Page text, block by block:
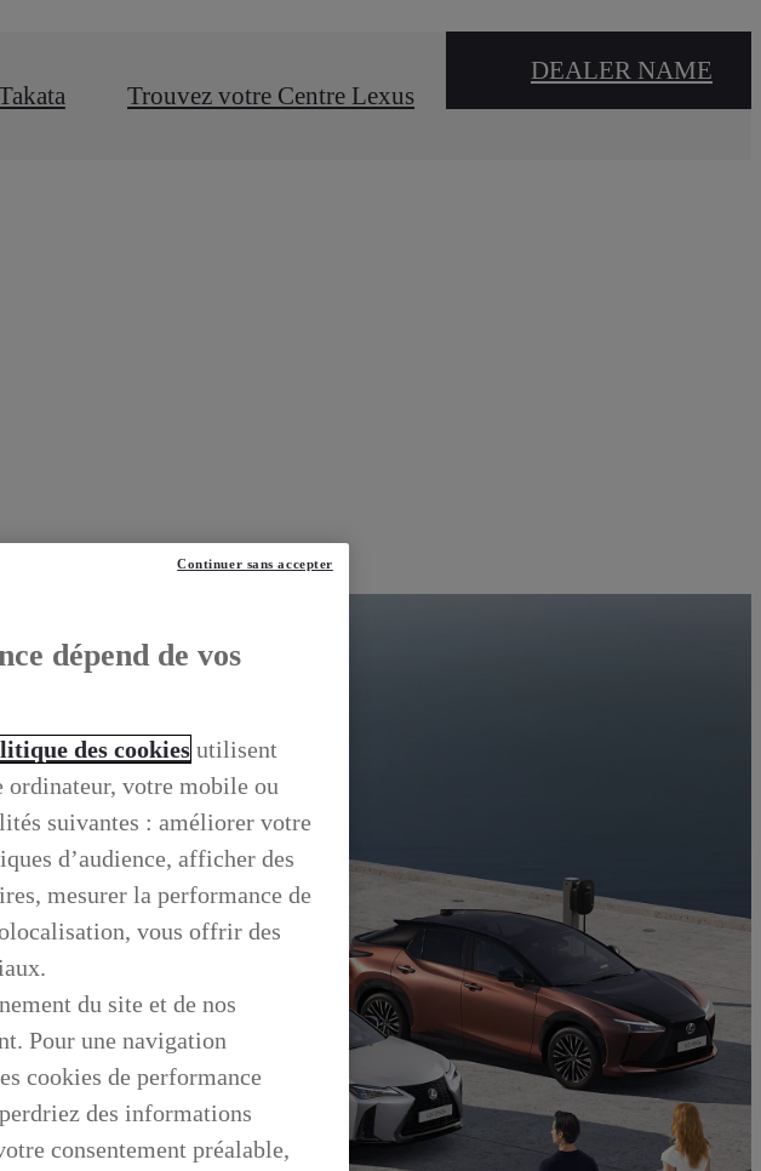
Trouvez votre Centre Lexus
DEALER NAME
dépend de vos
des cookies utilisent
ordinateur, votre mobile ou
suivantes : améliorer votre
d’audience, afficher des
mesurer la performance de
vous offrir des
du site et de nos
Pour une navigation
cookies de performance
des informations
consentement préalable,
Continuer sans accepter